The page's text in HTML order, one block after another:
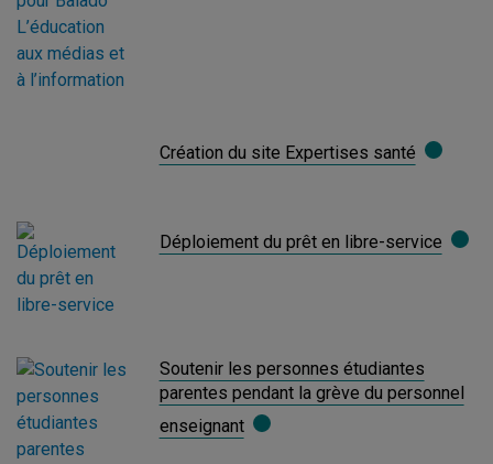
Création du site Expertises santé
Déploiement du prêt en libre-service
Soutenir les personnes étudiantes
parentes pendant la grève du personnel
enseignant